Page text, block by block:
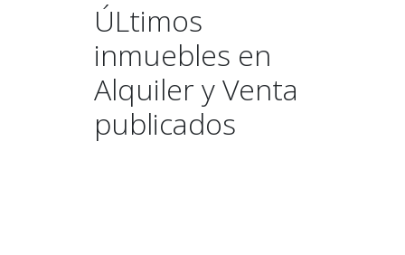
ÚLtimos
inmuebles en
Alquiler y Venta
publicados